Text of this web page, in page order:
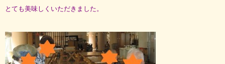
とても美味しくいただきました。